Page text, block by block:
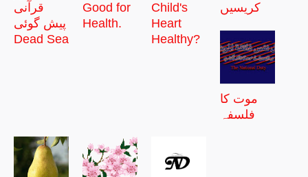
قرآنی
پیش گوئی
Dead Sea
Good for
Health.
Child's
Heart
Healthy?
کریسیں
موت کا
فلسفہ